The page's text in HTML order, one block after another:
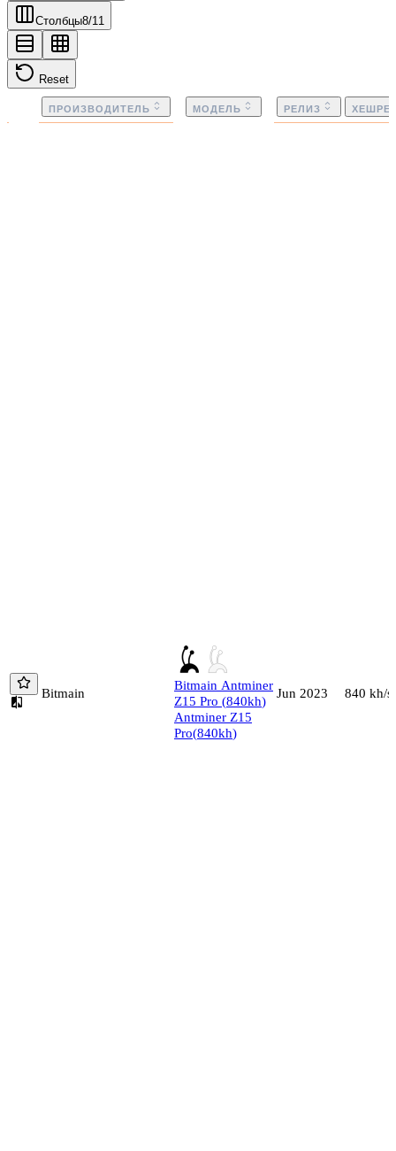
Столбцы8/11
Reset
ПРОИЗВОДИТЕЛЬ МОДЕЛЬ РЕЛИЗ
Bitmain
Bitmain Antminer
Z15 Pro (840kh)
Antminer Z15
Pro(840kh)
Jun 2023 840 kh/s